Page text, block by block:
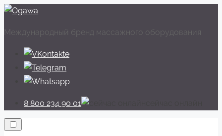
Перейти
содержимому
Международный бренд массажного оборудования
8 800 234 90 01